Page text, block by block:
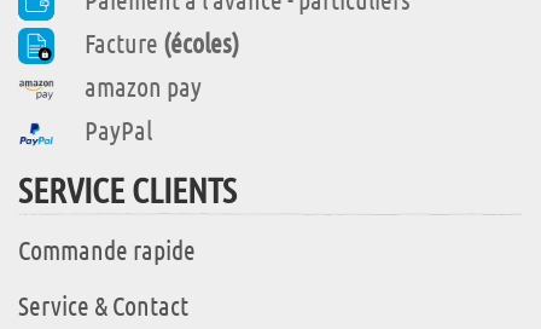
Facture (écoles)
amazon pay
PayPal
SERVICE CLIENTS
Commande rapide
Service & Contact